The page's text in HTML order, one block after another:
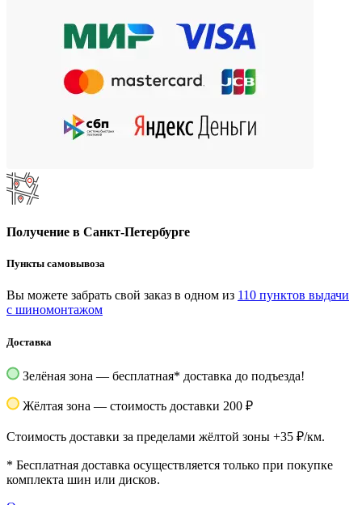
Получение в Санкт-Петербурге
Пункты самовывоза
Вы можете забрать свой заказ в одном из 110 пунктов выдачи
с шиномонтажом
Доставка
Зелёная зона — бесплатная* доставка до подъезда!
Жёлтая зона — стоимость доставки 200 ₽
Стоимость доставки за пределами жёлтой зоны +35 ₽/км.
* Бесплатная доставка осуществляется только при покупке
комплекта шин или дисков.